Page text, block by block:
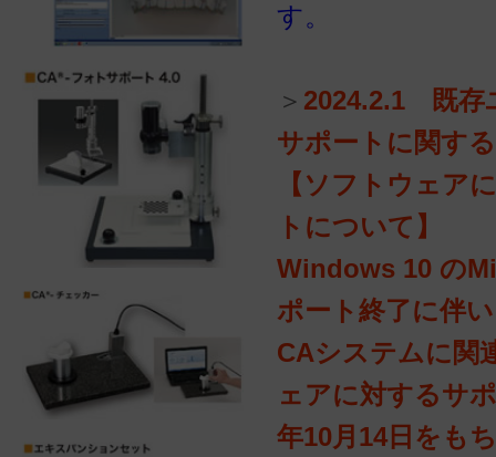
す。
＞ 2024.2.1 既存
サポートに関す
【ソフトウェア
トについて】
Windows 10 の
ポート終了に伴
CAシステムに関
ェアに対するサ
年10月14日をも